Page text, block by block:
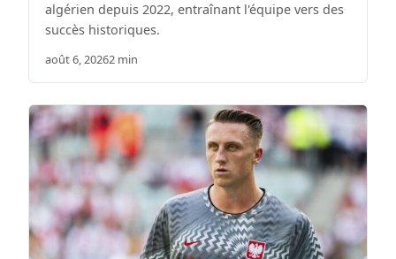
algérien depuis 2022, entraînant l'équipe vers des
succès historiques.
août 6, 20262 min